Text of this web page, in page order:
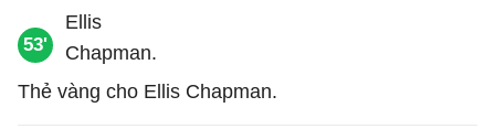
53'
Thẻ vàng cho Ellis Chapman.